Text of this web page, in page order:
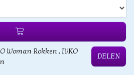
Woman Rokken , IVKO
DELEN